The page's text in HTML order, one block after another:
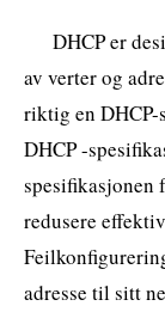
DHCP er
av verter og
riktig en DHCP-
DHCP -
spesifikasjonen
redusere
adresse til sitt